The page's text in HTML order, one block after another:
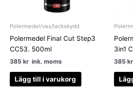
Polermedel/vax/lackskydd
Polermedel Final Cut Step3
CC53. 500ml
385 kr ink. moms
Lägg till i varukorg
3in1
385 kr